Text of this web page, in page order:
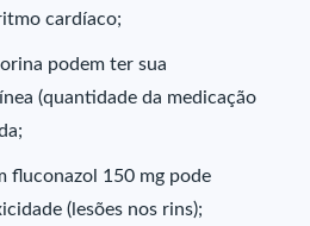
cardíaco;
podem ter sua
(quantidade da medicação
fluconazol 150 mg pode
(lesões nos rins);